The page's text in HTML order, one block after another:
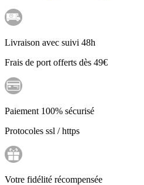
Livraison avec suivi 48h
Frais de port offerts dès 49€
Paiement 100% sécurisé
Protocoles ssl / https
Votre fidélité récompensée